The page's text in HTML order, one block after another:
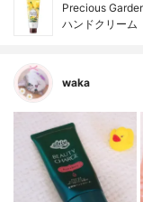
Precious
ハンドクリーム
waka